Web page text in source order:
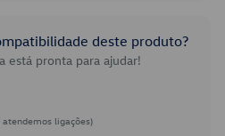
deste produto?
está pronta para ajudar!
ligações)